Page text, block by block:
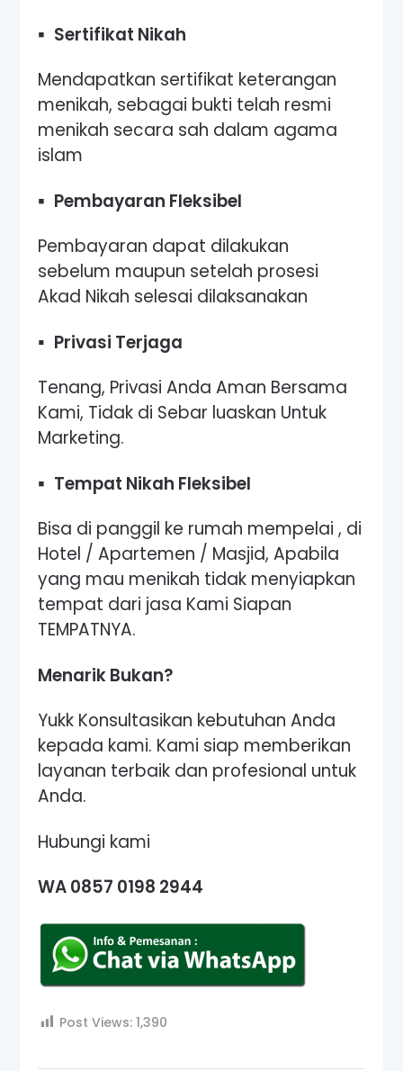
▪ Sertifikat Nikah
Mendapatkan sertifikat keterangan
menikah, sebagai bukti telah resmi
menikah secara sah dalam agama
islam
▪ Pembayaran Fleksibel
Pembayaran dapat dilakukan
sebelum maupun setelah prosesi
Akad Nikah selesai dilaksanakan
▪ Privasi Terjaga
​Tenang, Privasi Anda Aman Bersama
Kami, Tidak di Sebar luaskan Untuk
Marketing.
▪ Tempat Nikah Fleksibel
Bisa di panggil ke rumah mempelai , di
Hotel / Apartemen / Masjid, Apabila
yang mau menikah tidak menyiapkan
tempat dari jasa Kami Siapan
TEMPATNYA.
Menarik Bukan?
Yukk Konsultasikan kebutuhan Anda
kepada kami. Kami siap memberikan
layanan terbaik dan profesional untuk
Anda.
Hubungi kami
WA 0857 0198 2944
Post Views: 1,390